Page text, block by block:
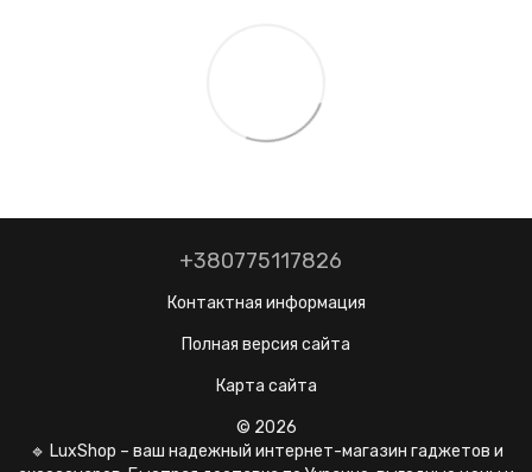
+380775117826
Контактная информация
Полная версия сайта
Карта сайта
© 2026
🔹 LuxShop – ваш надежный интернет-магазин гаджетов и